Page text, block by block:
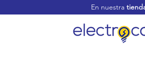
En nuestra